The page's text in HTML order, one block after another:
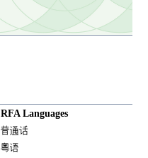
RFA Languages
普通话
粤语